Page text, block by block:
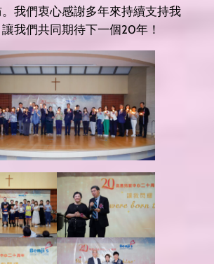
。我們衷心感謝多年來持續支持我
我們共同期待下一個20年！